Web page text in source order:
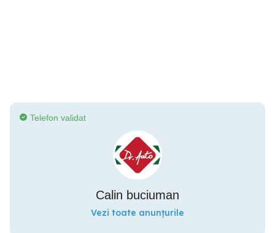
Telefon validat
Calin buciuman
Vezi toate anunțurile